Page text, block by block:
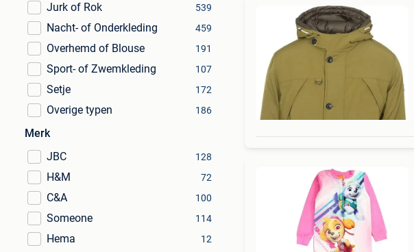
Jurk of Rok 539
Nacht- of Onderkleding 459
Overhemd of Blouse 191
Sport- of Zwemkleding 107
Setje 172
Overige typen 186
Merk
JBC
128
H&M 72
C&A 100
Someone 114
Hema
12